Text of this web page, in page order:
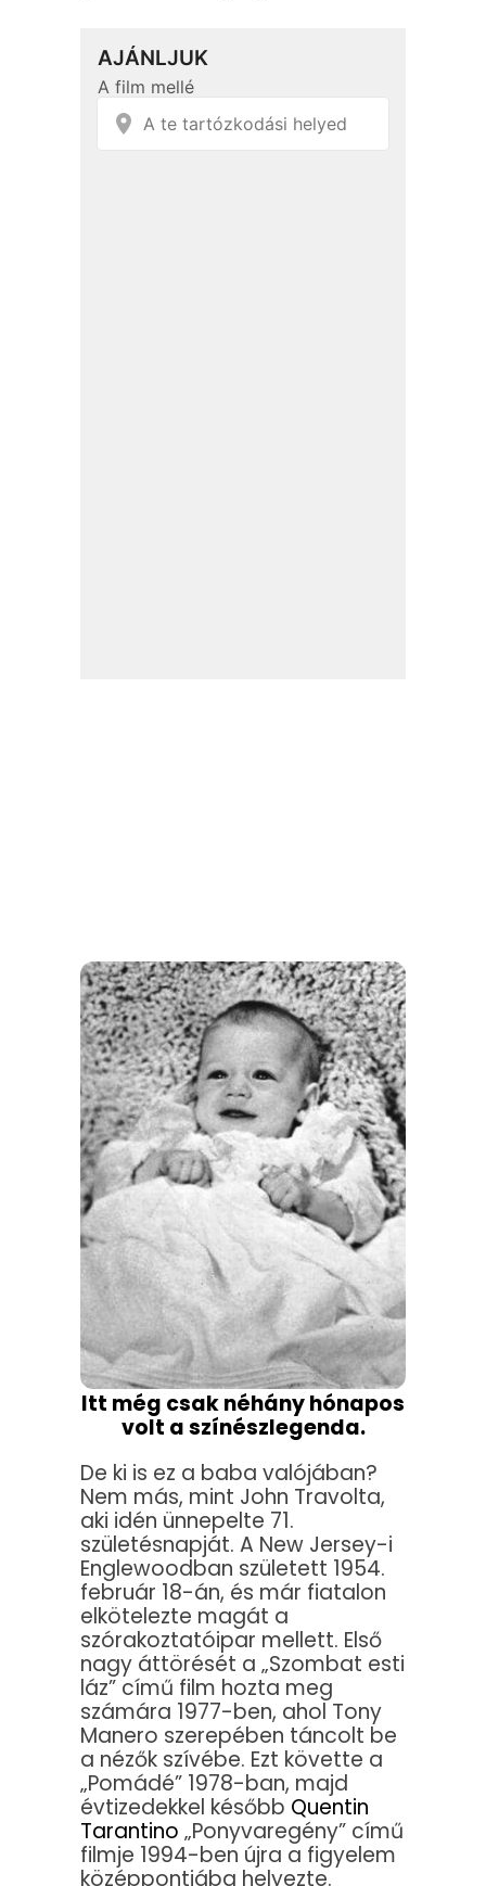
Itt még csak néhány hónapos
volt a színészlegenda.
De ki is ez a baba valójában?
Nem más, mint John Travolta,
aki idén ünnepelte 71.
születésnapját. A New Jersey-i
Englewoodban született 1954.
február 18-án, és már fiatalon
elkötelezte magát a
szórakoztatóipar mellett. Első
nagy áttörését a „Szombat esti
láz” című film hozta meg
számára 1977-ben, ahol Tony
Manero szerepében táncolt be
a nézők szívébe. Ezt követte a
„Pomádé” 1978-ban, majd
évtizedekkel később Quentin
Tarantino „Ponyvaregény” című
filmje 1994-ben újra a figyelem
középpontjába helyezte.